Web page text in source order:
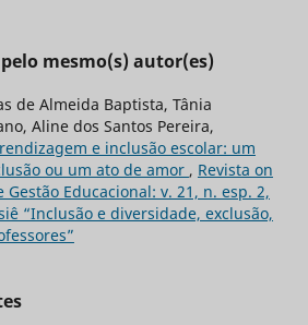
mesmo(s) autor(es)
de Almeida Baptista, Tânia
Aline dos Santos Pereira,
e inclusão escolar: um
ou um ato de amor , Revista on
Gestão Educacional: v. 21, n. esp. 2,
“Inclusão e diversidade, exclusão,